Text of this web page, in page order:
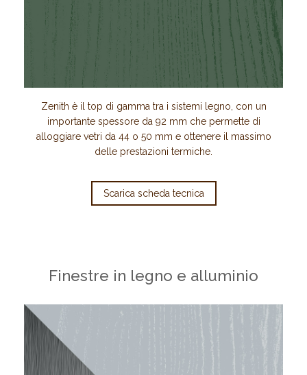
Zenith è il top di gamma tra i sistemi legno, con un
importante spessore da 92 mm che permette di
alloggiare vetri da 44 o 50 mm e ottenere il massimo
delle prestazioni termiche.
Scarica scheda tecnica
Finestre in legno e alluminio